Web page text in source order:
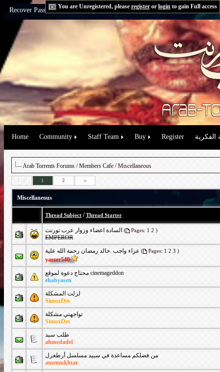
You are Unregistered, please register or login to gain Full access
Recover Password:via Email|via Question
Home Community Staff Team Buy Register الفكرية
Arab Torrents Forums /Members Cafe / Miscellaneous
1 - 2 1 2 >
Miscellaneous
Thread Subject /Thread Starter
السادة اعضاء وزوار عرب تورنت ( Pages: 1 2 )
EMPEROR
( Pages: 1 2 3 )
yasser540
محتاج دعوة لموقع cinemageddon
ehabyasen
لزلت المشكلة
SimoxDes
تواجهني مشكلة
SimoxDes
طلب سيد
ahmedadel
من فضلكم مساعدة في سييد مسلسل أرطغرل
amrmukhtar